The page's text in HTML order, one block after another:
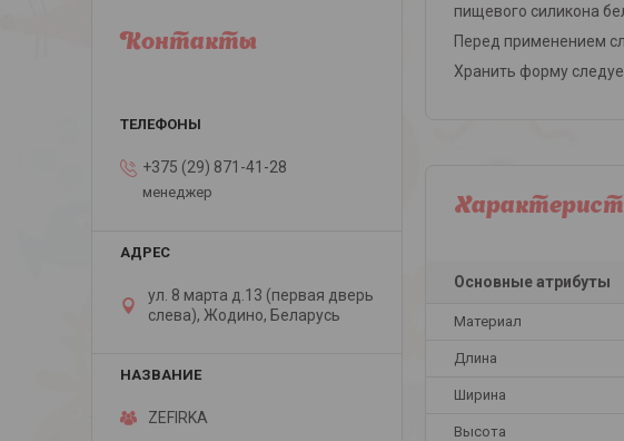
пищевого силикона
Перед применением
Хранить форму
Основные атрибуты
Материал
Длина
Ширина
Высота
Контакты
+375 (29) 871-41-28
менеджер
ул. 8 марта д.13 (первая дверь
слева), Жодино, Беларусь
ZEFIRKA